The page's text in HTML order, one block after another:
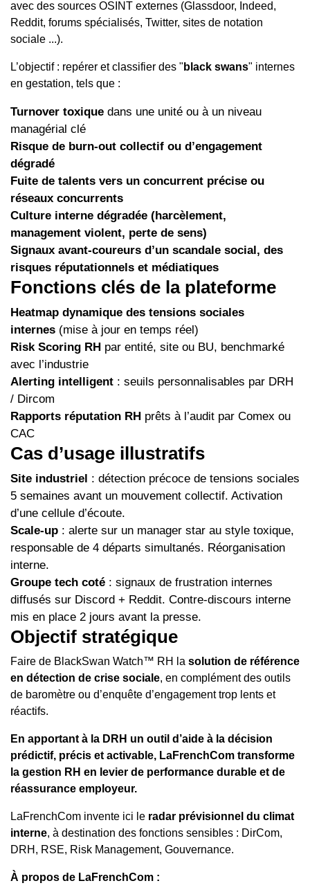
avec des sources OSINT externes (Glassdoor, Indeed,
Reddit, forums spécialisés, Twitter, sites de notation
sociale ...).
L’objectif : repérer et classifier des " black swans" internes
en gestation, tels que :
Turnover toxique dans une unité ou à un niveau
managérial clé
Risque de burn-out collectif ou d’engagement
dégradé
Fuite de talents vers un concurrent précise ou
réseaux concurrents
Culture interne dégradée (harcèlement,
management violent, perte de sens)
Signaux avant-coureurs d’un scandale social, des
risques réputationnels et médiatiques
Fonctions clés de la plateforme
Heatmap dynamique des tensions sociales
internes (mise à jour en temps réel)
Risk Scoring RH par entité, site ou BU, benchmarké
avec l’industrie
Alerting intelligent : seuils personnalisables par DRH
/ Dircom
Rapports réputation RH prêts à l’audit par Comex ou
CAC
Cas d’usage illustratifs
Site industriel : détection précoce de tensions sociales
5 semaines avant un mouvement collectif. Activation
d’une cellule d’écoute.
Scale-up : alerte sur un manager star au style toxique,
responsable de 4 départs simultanés. Réorganisation
interne.
Groupe tech coté : signaux de frustration internes
diffusés sur Discord + Reddit. Contre-discours interne
mis en place 2 jours avant la presse.
Objectif stratégique
Faire de BlackSwan Watch™ RH la solution de référence
en détection de crise sociale, en complément des outils
de baromètre ou d’enquête d’engagement trop lents et
réactifs.
En apportant à la DRH un outil d’aide à la décision
prédictif, précis et activable, LaFrenchCom transforme
la gestion RH en levier de performance durable et de
réassurance employeur.
LaFrenchCom invente ici le radar prévisionnel du climat
interne, à destination des fonctions sensibles : DirCom,
DRH, RSE, Risk Management, Gouvernance.
À propos de LaFrenchCom :